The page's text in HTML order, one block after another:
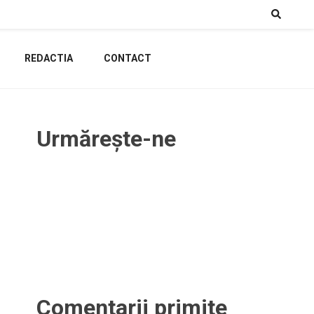
REDACTIA CONTACT
Urmărește-ne
Comentarii primite